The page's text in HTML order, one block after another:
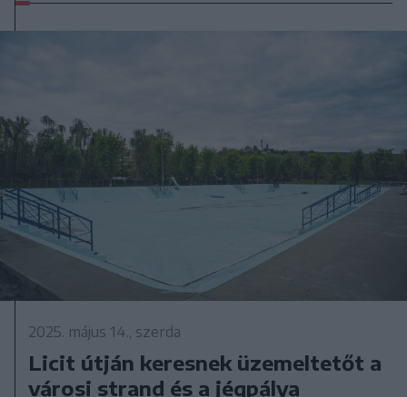
2025. május 14., szerda
Licit útján keresnek üzemeltetőt a
városi strand és a jégpálya